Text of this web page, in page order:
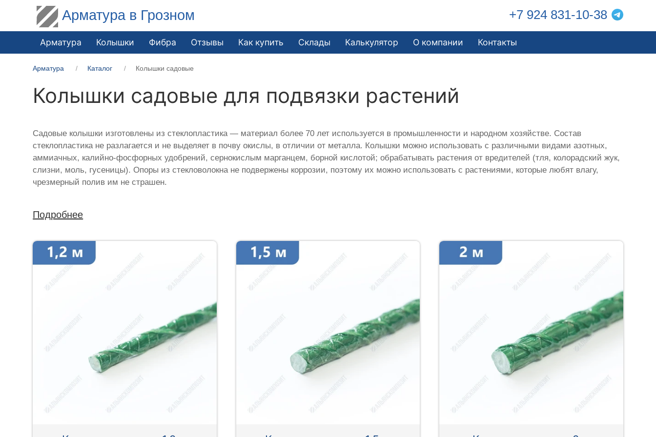
Арматура в Грозном +7 924 831-10-38
Арматура Колышки Фибра Отзывы Как купить Склады Калькулятор О компании Контакты
Арматура Каталог Колышки садовые
Колышки садовые для подвязки растений
Садовые колышки изготовлены из стеклопластика — материал более 70 лет используется в промышленности и народном хозяйстве. Состав
стеклопластика не разлагается и не выделяет в почву окислы, в отличии от металла. Колышки можно использовать с различными видами азотных,
аммиачных, калийно-фосфорных удобрений, сернокислым марганцем, борной кислотой; обрабатывать растения от вредителей (тля, колорадский жук,
слизни, моль, гусеницы). Опоры из стекловолокна не подвержены коррозии, поэтому их можно использовать с растениями, которые любят влагу,
чрезмерный полив им не страшен.
Подробнее